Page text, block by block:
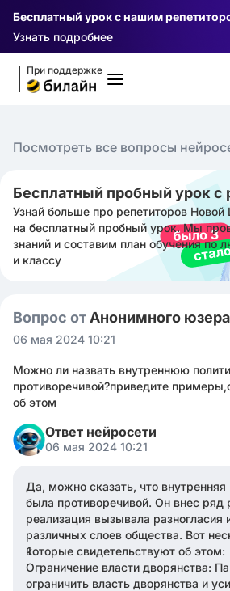
Бесплатный урок с нашим
Узнать подробнее
При поддержке
Посмотреть все вопросы
Бесплатный пробный урок с
Узнай больше про репетиторов
на бесплатный пробный урок. Мы
знаний и составим план обучения по
и классу
Вопрос от Анонимного юзера
06 мая 2024 10:21
Можно ли назвать внутреннюю
противоречивой?приведите
об этом
Ответ нейросети
06 мая 2024 10:21
Да, можно сказать, что внутренняя
была противоречивой. Он внес ряд
реализация вызывала разногласия
различных слоев общества. Вот
которые свидетельствуют об этом:
Ограничение власти дворянства:
ограничить власть дворянства и